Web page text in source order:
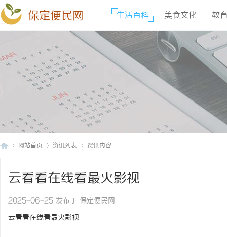
保定便民网 生活百科 美食文化 教
网站首页 资讯列表 资讯内容
云看看在线看最火影视
2025-06-25 发布于 保定便民网
云看看在线看最火影视